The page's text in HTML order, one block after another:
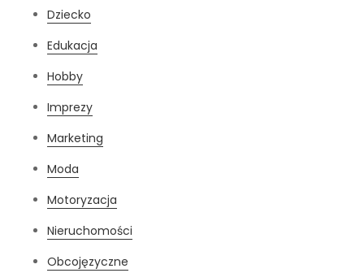
Dziecko
Edukacja
Hobby
Imprezy
Marketing
Moda
Motoryzacja
Nieruchomości
Obcojęzyczne